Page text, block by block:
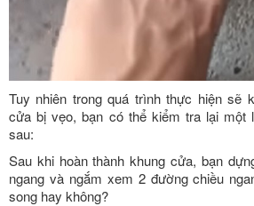
Tuy nhiên trong quá trình thực hiện sẽ
cửa bị vẹo, bạn có thể kiểm tra lại một
sau:
Sau khi hoàn thành khung cửa, bạn
ngang và ngắm xem 2 đường chiều
song hay không?